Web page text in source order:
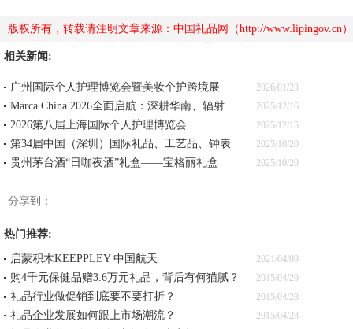
版权所有，转载请注明文章来源：中国礼品网（http://www.lipingov.cn
相关新闻:
广州国际个人护理博览会暨美妆个护跨境展 2026/01/23
Marca China 2026全面启航：深耕华南、辐射 2025/12/16
2026第八届上海国际个人护理博览会 2025/12/15
第34届中国（深圳）国际礼品、工艺品、钟表 2025/10/20
贵州茅台酒“日咖夜酒”礼盒——宝格丽礼盒 2025/10/20
分享到：
热门推荐:
启蒙积木KEEPPLEY 中国航天 2021/04/09
购4千元保健品赠3.6万元礼品，背后有何猫腻？ 2015/04/29
礼品行业做促销到底要不要打折？ 2015/04/28
礼品企业发展如何跟上市场潮流？ 2015/04/28